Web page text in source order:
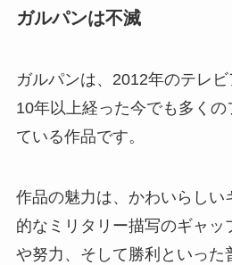
ガルパンは不滅
ガルパンは、2012年のテレ
10年以上経った今でも多く
ている作品です。
作品の魅力は、かわいらしい
的なミリタリー描写のギャッ
や努力、そして勝利といった